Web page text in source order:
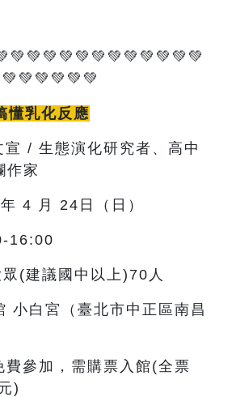
💚💚💚💚💚💚
懂乳化反應
宣 / 生態演化研究者、高中
作家
4 月 24日（日）
16:00
眾(建議國中以上)70人
小白宮（臺北市中正區南昌
費參加，需購票入館(全票
)